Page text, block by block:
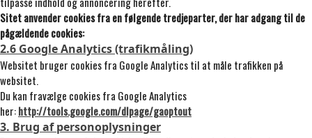
Sitet anvender cookies fra en følgende tredjeparter, der har adgang til de
pågældende cookies:
2.6 Google Analytics (trafikmåling)
Websitet bruger cookies fra Google Analytics til at måle trafikken på
websitet.
Du kan fravælge cookies fra Google Analytics
her:http://tools.google.com/dlpage/gaoptout
3. Brug af personoplysninger